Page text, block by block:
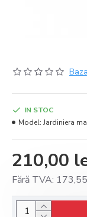
210,00
Fără TVA:
IN STOC
Model: Jardiniera